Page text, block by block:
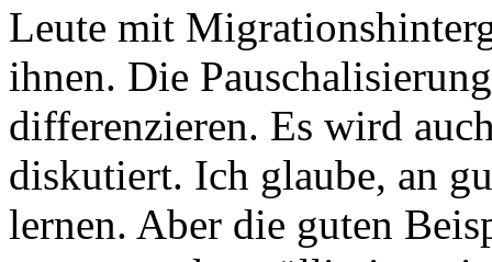
Leute mit
ihnen. Die
differenzieren. Es wird
diskutiert. Ich glaube, an
lernen. Aber die guten